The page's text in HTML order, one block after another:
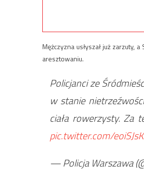
Mężczyzna usłyszał już zarzuty,
aresztowaniu.
Policjanci ze
w stanie
ciała rowerzysty. Za
pic.twitter.com/
— Policja Warszawa